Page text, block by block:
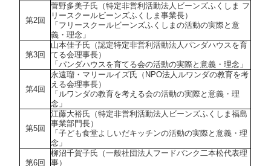
第2回
菅野多美子氏（特定非営利活動法人ビーンズふくしま フ
リースクールビーンズふくしま事業長）
「フリースクールビーンズふくしまの活動の実際と意
義・理念」
第3回
山本佳子氏（認定特定非営利活動法人パンダハウスを育
てる会理事長）
「パンダハウスを育てる会の活動の実際と意義・理念」
第4回
永遠瑠・マリールイズ氏（NPO法人ルワンダの教育を考
える会理事長）
「ルワンダの教育を考える会の活動の実際と意義・理
念」
第5回
江藤大裕氏（特定非営利活動法人ビーンズふくしま福島
事業部門長）
「子ども食堂よしいだキッチンの活動の実際と意義・理
念」
第6回
柳沼千賀子氏（一般社団法人フードバンク二本松代表理
事）